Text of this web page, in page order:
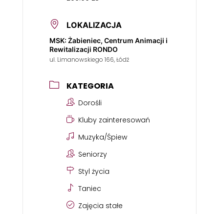
LOKALIZACJA
MSK: Żabieniec, Centrum Animacji i
Rewitalizacji RONDO
ul. Limanowskiego 166, Łódź
KATEGORIA
Dorośli
Kluby zainteresowań
Muzyka/Śpiew
Seniorzy
Styl życia
Taniec
Zajęcia stałe